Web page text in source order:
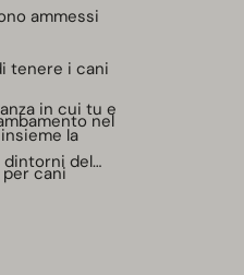
ammessi
tenere i cani
nel
cani
il tuo cane al
in cui tu e
la
dintorni del